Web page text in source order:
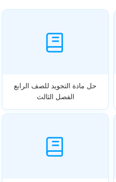
حل مادة التجويد للصف الرابع
الفصل الثالث